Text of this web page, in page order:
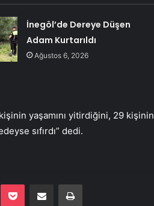
İnegöl’de Dereye Düşen
Adam Kurtarıldı
Ağustos 6, 2026
yaşamını yitirdiğini, 29 kişinin
sıfırdı” dedi.
Pocket E-Posta ile paylaş Yazdır